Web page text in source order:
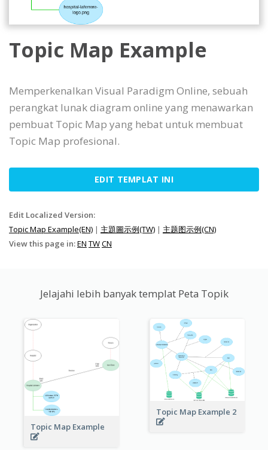
Topic Map Example
Memperkenalkan Visual Paradigm Online, sebuah
perangkat lunak diagram online yang menawarkan
pembuat Topic Map yang hebat untuk membuat
Topic Map profesional.
EDIT TEMPLAT INI
Edit Localized Version:
Topic Map Example(EN) | 主題圖示例(TW) | 主题图示例(CN)
View this page in:EN TWCN
Jelajahi lebih banyak templat Peta Topik
Topic Map Example
Topic Map Example 2